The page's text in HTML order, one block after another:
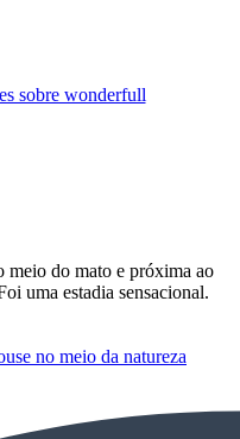
sobre wonderfull
meio do mato e próxima ao
uma estadia sensacional.
no meio da natureza